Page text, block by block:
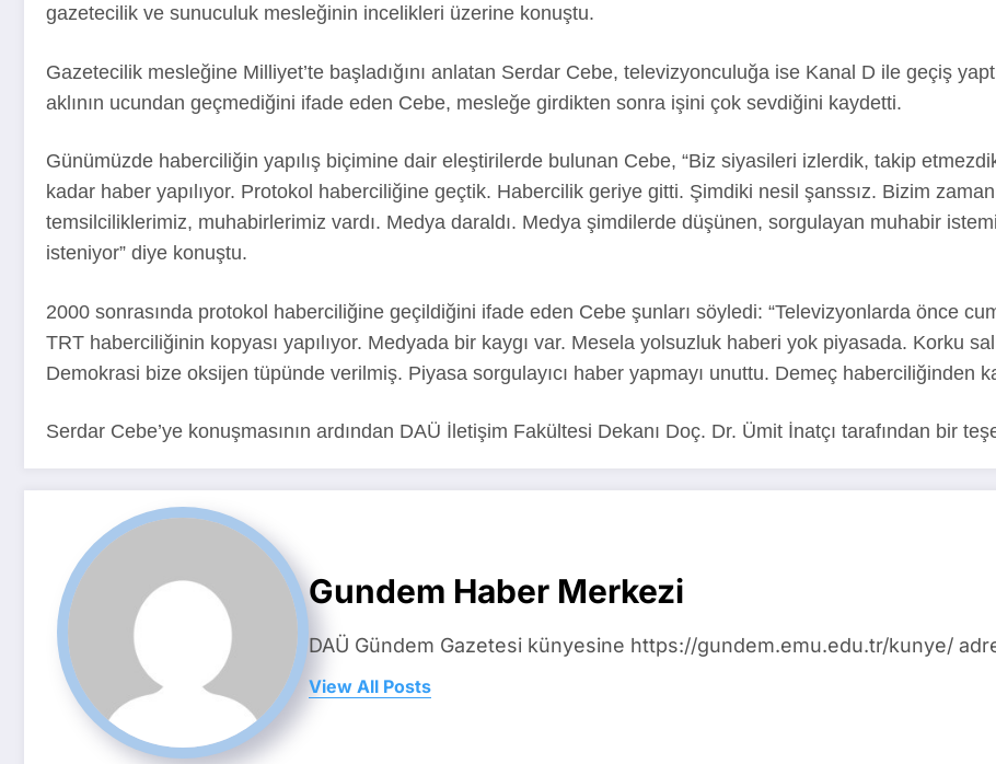
gazetecilik ve sunuculuk mesleğinin incelikleri üzerine konuştu.
Gazetecilik mesleğine Milliyet’te başladığını anlatan Serdar Cebe, televizyonculuğa ise Kanal D ile geçiş
aklının ucundan geçmediğini ifade eden Cebe, mesleğe girdikten sonra işini çok sevdiğini kaydetti.
Günümüzde haberciliğin yapılış biçimine dair eleştirilerde bulunan Cebe, “Biz siyasileri izlerdik, takip
kadar haber yapılıyor. Protokol haberciliğine geçtik. Habercilik geriye gitti. Şimdiki nesil şanssız. Bizim
temsilciliklerimiz, muhabirlerimiz vardı. Medya daraldı. Medya şimdilerde düşünen, sorgulayan muhabir
isteniyor” diye konuştu.
2000 sonrasında protokol haberciliğine geçildiğini ifade eden Cebe şunları söyledi: “Televizyonlarda önce
TRT haberciliğinin kopyası yapılıyor. Medyada bir kaygı var. Mesela yolsuzluk haberi yok piyasada. Korku
Demokrasi bize oksijen tüpünde verilmiş. Piyasa sorgulayıcı haber yapmayı unuttu. Demeç haberciliğinden
Serdar Cebe’ye konuşmasının ardından DAÜ İletişim Fakültesi Dekanı Doç. Dr. Ümit İnatçı tarafından bir
Gundem Haber Merkezi
DAÜ Gündem Gazetesi künyesine https://gundem.emu.edu.tr/kunye/
View All Posts